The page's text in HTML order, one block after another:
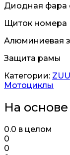
Диодная фара
Щиток номера
Алюминиевая
Защита рамы
Категории:
Мотоциклы
На
0.0 в целом
0
0